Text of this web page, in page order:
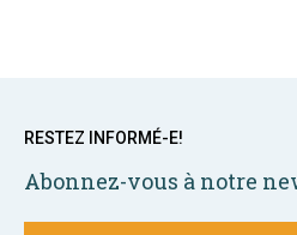
RESTEZ INFORMÉ-E!
Abonnez-vous à notre